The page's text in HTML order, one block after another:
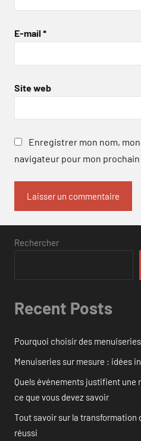
E-mail *
Site web
Enregistrer mon nom,
navigateur pour mon
Rechercher
Recent Posts
Pourquoi choisir des
Menuiseries sur mesure : idées
Quels événements justifient une
ce que vous devez savoir
Tout savoir sur la transformation
réussi